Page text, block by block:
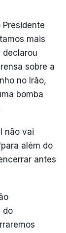
mais
declarou
sobre a
no Irão,
bomba
não vai
além do
antes
do